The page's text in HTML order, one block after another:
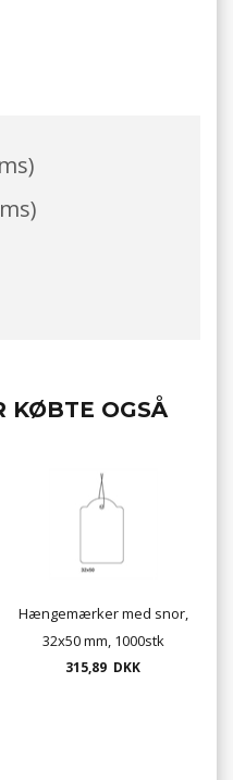
KØBTE OGSÅ
Hængemærker med snor,
32x50 mm, 1000stk
315,89 DKK